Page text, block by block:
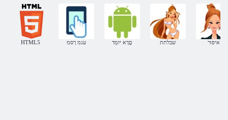
HTML5 עגמ ךסמ םָדָא יּומְד שבלתת איפור